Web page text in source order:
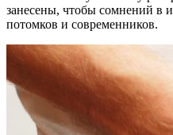
занесены, чтобы сомнений в
потомков и современников.